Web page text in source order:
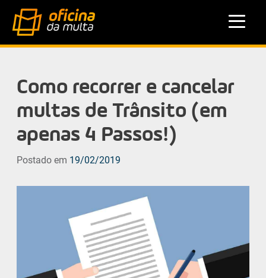
Como recorrer e cancelar
multas de Trânsito (em
apenas 4 Passos!)
Postado em 19/02/2019